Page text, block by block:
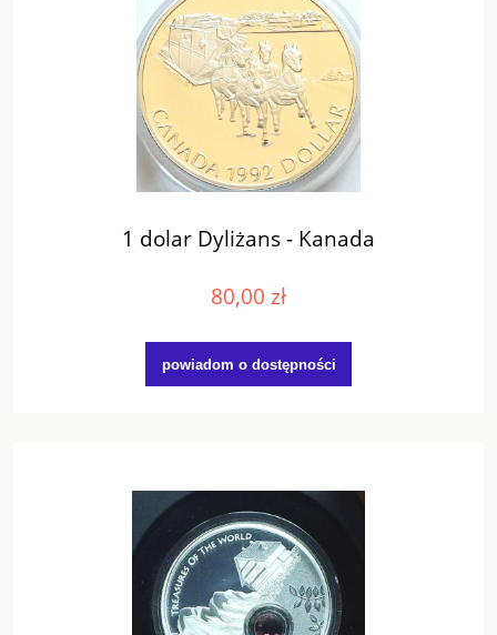
1 dolar Dyliżans - Kanada
80,00 zł
powiadom o dostępności